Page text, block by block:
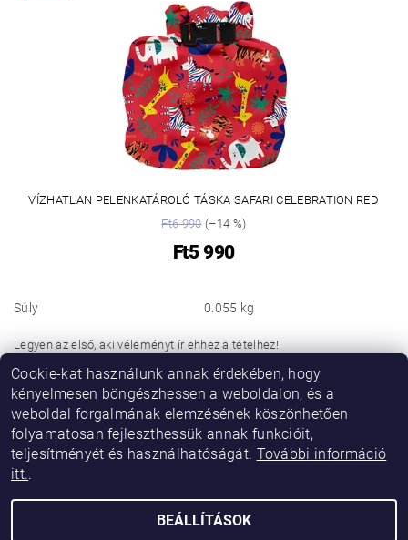
VÍZHATLAN PELENKATÁROLÓ TÁSKA SAFARI CELEBRATION RED
Ft6 990(–14 %)
Ft5 990
Súly 0.055 kg
Legyen az első, aki véleményt ír ehhez a tételhez!
Hozzászólás hozzáadása
Cookie-kat használunk annak érdekében, hogy
kényelmesen böngészhessen a weboldalon, és a
weboldal forgalmának elemzésének köszönhetően
folyamatosan fejleszthessük annak funkcióit,
teljesítményét és használhatóságát. További információ
itt..
BEÁLLÍTÁSOK